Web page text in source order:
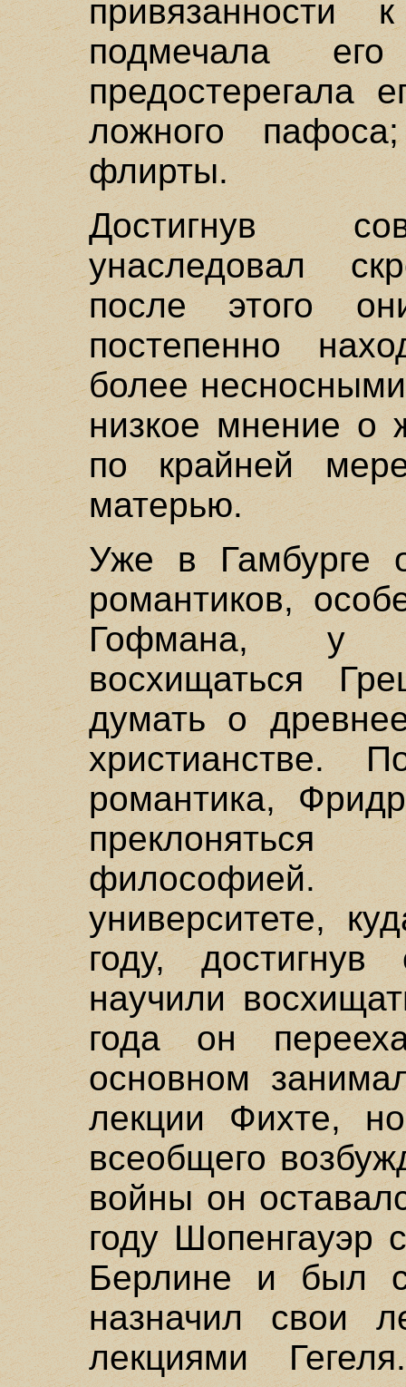
подмечала
предостерегала
ложного
флирты.
Достигнув
унаследовал
после этого
постепенно
более
низкое мнение о
по крайней
матерью.
Уже в Гамбурге
романтиков,
Гофмана, у
восхищаться
думать о
христианстве.
романтика,
философией.
университете,
году, достигнув
научили
года он
основном
лекции Фихте,
всеобщего
войны он
году Шопенгауэр
Берлине и был
назначил свои
лекциями